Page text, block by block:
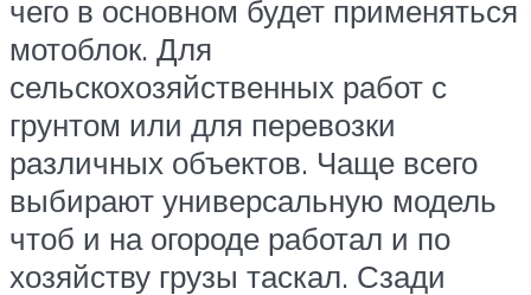
чего в основном будет применяться
мотоблок. Для
сельскохозяйственных работ с
грунтом или для перевозки
различных объектов. Чаще всего
выбирают универсальную модель
чтоб и на огороде работал и по
хозяйству грузы таскал. Сзади